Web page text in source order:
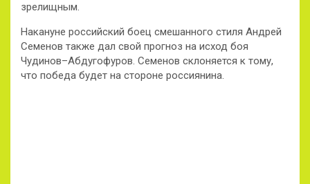
зрелищным.
Накануне российский боец смешанного стиля Андрей
Семенов также дал свой прогноз на исход боя
Чудинов–Абдугофуров. Семенов склоняется к тому,
что победа будет на стороне россиянина.